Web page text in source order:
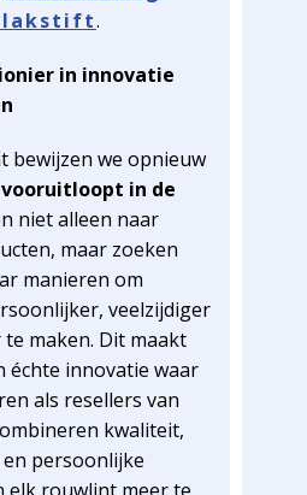
lakstift.
in innovatie
bewijzen we opnieuw
vooruitloopt in de
niet alleen naar
maar zoeken
manieren om
veelzijdiger
maken. Dit maakt
échte innovatie waar
als resellers van
kwaliteit,
persoonlijke